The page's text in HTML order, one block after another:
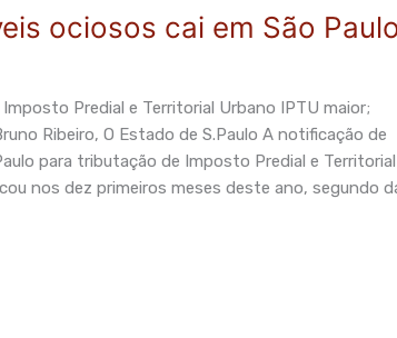
ociosos cai em São Paulo
Predial e Territorial Urbano IPTU maior;
Ribeiro, O Estado de S.Paulo A notificação de
para tributação de Imposto Predial e Territorial
nos dez primeiros meses deste ano, segundo